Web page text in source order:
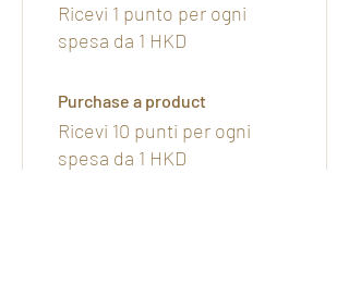
Ricevi 1 punto per ogni
spesa da 1 HKD
Purchase a product
Ricevi 10 punti per ogni
spesa da 1 HKD